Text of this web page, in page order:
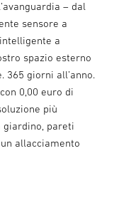
– dal
sensore a
a
spazio esterno
365 giorni all’anno.
0,00 euro di
più
giardino, pareti
allacciamento